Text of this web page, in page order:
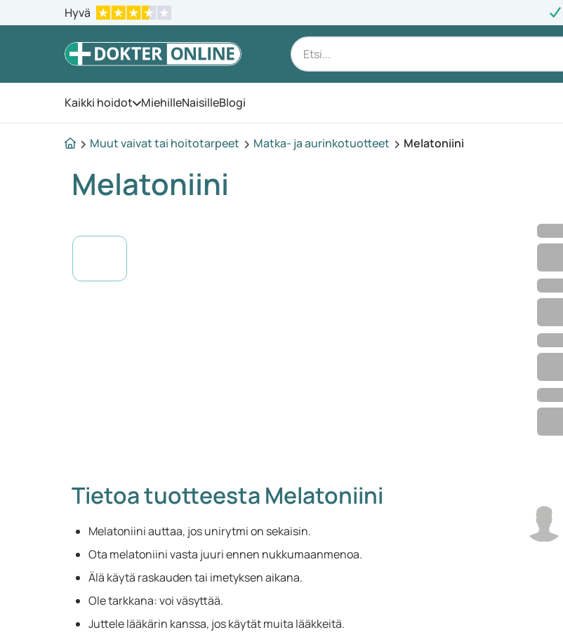
Hyvä
Kaikki hoidot Avaa valikko
MiehilleNaisilleBlogi
Muut vaivat tai hoitotarpeet Matka- ja aurinkotuotteet Melatoniini
Melatoniini
Tietoa tuotteesta Melatoniini
Melatoniini auttaa, jos unirytmi on sekaisin.
Ota melatoniini vasta juuri ennen nukkumaanmenoa.
Älä käytä raskauden tai imetyksen aikana.
Ole tarkkana: voi väsyttää.
Juttele lääkärin kanssa, jos käytät muita lääkkeitä.